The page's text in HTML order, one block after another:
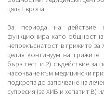
цяла Европа.
За периода на действие
функционира като общностна
непрекъснатост в грижите
целия континуум на
бърз тест и 2) съдействие за
насочване към медицински
подкрепа до започване на
супресия (за ХИВ и хепатит В)